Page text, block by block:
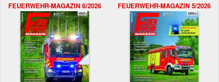
FEUERWEHR-MAGAZIN 6/2026 FEUERWEHR-MAGAZIN 5/2026